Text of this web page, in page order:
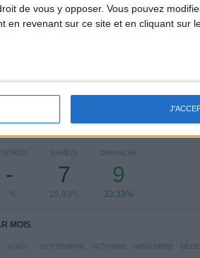
de vous y opposer. Vous pouvez
en revenant sur ce site et en cliquant sur
Primera Nacional
26
Copa Argentina
1 (3,7%)
-
- %
SAMEDI
7
25,93%
DIMANCHE
9
33,33%
MOIS
AOÛT SEPTEMBRE OCTOBRE NOVEMBRE